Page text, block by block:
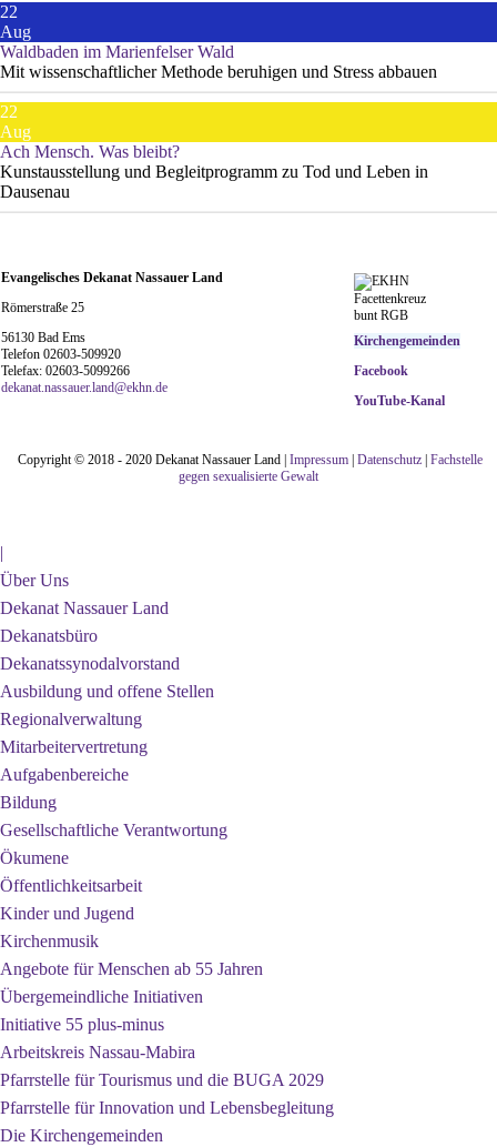
22
Aug
Waldbaden im Marienfelser Wald
Mit wissenschaftlicher Methode beruhigen und Stress abbauen
22
Aug
Ach Mensch. Was bleibt?
Kunstausstellung und Begleitprogramm zu Tod und Leben in
Dausenau
Evangelisches Dekanat Nassauer Land
Römerstraße 25
56130 Bad Ems
Telefon 02603-509920
Telefax: 02603-5099266
dekanat.nassauer.land@ekhn.de
Kirchengemeinden
Facebook
YouTube-Kanal
Copyright © 2018 - 2020 Dekanat Nassauer Land | Impressum Datenschutz Fachstelle
gegen sexualisierte Gewalt
|
Über Uns
Dekanat Nassauer Land
Dekanatsbüro
Dekanatssynodalvorstand
Ausbildung und offene Stellen
Regionalverwaltung
Mitarbeitervertretung
Aufgabenbereiche
Bildung
Gesellschaftliche Verantwortung
Ökumene
Öffentlichkeitsarbeit
Kinder und Jugend
Kirchenmusik
Angebote für Menschen ab 55 Jahren
Übergemeindliche Initiativen
Initiative 55 plus-minus
Arbeitskreis Nassau-Mabira
Pfarrstelle für Tourismus und die BUGA 2029
Pfarrstelle für Innovation und Lebensbegleitung
Die Kirchengemeinden